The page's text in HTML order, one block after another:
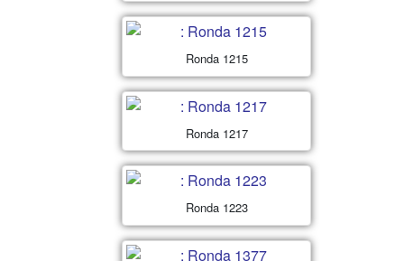
Ronda 1215
Ronda 1217
Ronda 1223